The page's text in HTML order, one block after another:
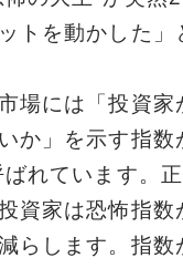
トを動かした」
場には「投資
か」を示す指数
ばれています。
資家は恐怖指数
らします。指数